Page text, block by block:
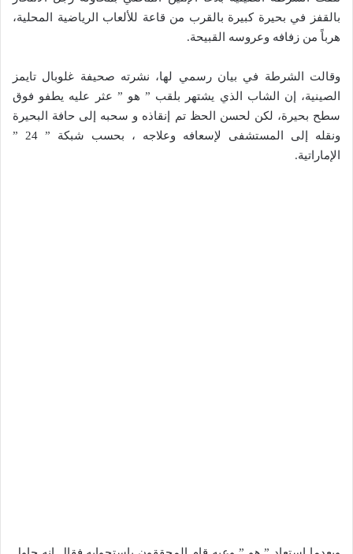
بالقفز في بحيرة كبيرة بالقرب من قاعة للألعاب الرياضية المحلية،
هرباً من زفافه وعروسه القبيحة.
وقالت الشرطة في بيان رسمي لها، نشرته صحيفة غلوبال تايمز
الصينية، إن الشاب الذي يشتهر بلقب ” هو ” عثر عليه يطفو فوق
سطح بحيرة، لكن لحسن الحظ تم إنقاذه و سحبه إلى حافة البحيرة
ونقله إلى المستشفى لإسعافه وعلاجه ، بحسب شبكة ” 24 ”
الإماراتية.